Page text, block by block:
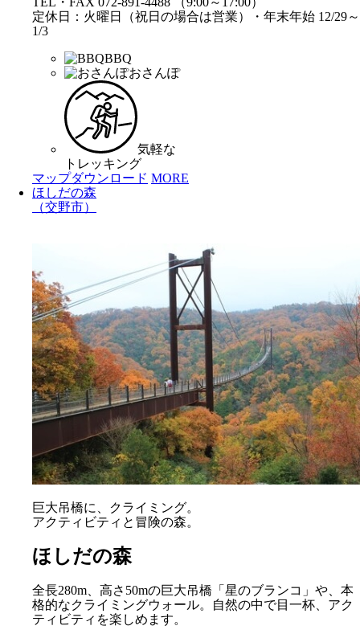
定休日：火曜日（祝日の場合は営業）・年末年始 12/29～
1/3
BBQ
おさんぽ
気軽な
トレッキング
マップダウンロード MORE
ほしだの森
（交野市）
巨大吊橋に、クライミング。
アクティビティと冒険の森。
ほしだの森
全長280m、高さ50mの巨大吊橋「星のブランコ」や、本
格的なクライミングウォール。自然の中で目一杯、アク
ティビティを楽しめます。